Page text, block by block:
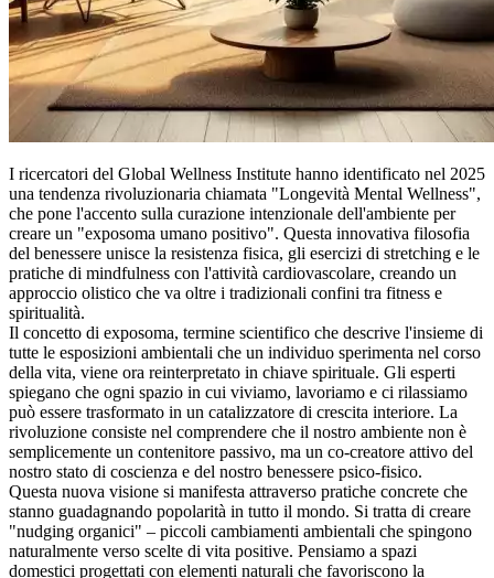
I ricercatori del Global Wellness Institute hanno identificato nel 2025
una tendenza rivoluzionaria chiamata "Longevità Mental Wellness",
che pone l'accento sulla curazione intenzionale dell'ambiente per
creare un "exposoma umano positivo". Questa innovativa filosofia
del benessere unisce la resistenza fisica, gli esercizi di stretching e le
pratiche di mindfulness con l'attività cardiovascolare, creando un
approccio olistico che va oltre i tradizionali confini tra fitness e
spiritualità.
Il concetto di exposoma, termine scientifico che descrive l'insieme di
tutte le esposizioni ambientali che un individuo sperimenta nel corso
della vita, viene ora reinterpretato in chiave spirituale. Gli esperti
spiegano che ogni spazio in cui viviamo, lavoriamo e ci rilassiamo
può essere trasformato in un catalizzatore di crescita interiore. La
rivoluzione consiste nel comprendere che il nostro ambiente non è
semplicemente un contenitore passivo, ma un co-creatore attivo del
nostro stato di coscienza e del nostro benessere psico-fisico.
Questa nuova visione si manifesta attraverso pratiche concrete che
stanno guadagnando popolarità in tutto il mondo. Si tratta di creare
"nudging organici" – piccoli cambiamenti ambientali che spingono
naturalmente verso scelte di vita positive. Pensiamo a spazi
domestici progettati con elementi naturali che favoriscono la